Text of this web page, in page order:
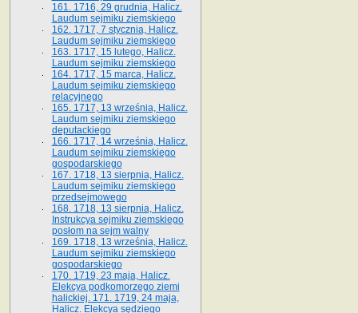
161. 1716, 29 grudnia, Halicz.
Laudum sejmiku ziemskiego
162. 1717, 7 stycznia, Halicz.
Laudum sejmiku ziemskiego
163. 1717, 15 lutego, Halicz.
Laudum sejmiku ziemskiego
164. 1717, 15 marca, Halicz.
Laudum sejmiku ziemskiego
relacyjnego
165. 1717, 13 września, Halicz.
Laudum sejmiku ziemskiego
deputackiego
166. 1717, 14 września, Halicz.
Laudum sejmiku ziemskiego
gospodarskiego
167. 1718, 13 sierpnia, Halicz.
Laudum sejmiku ziemskiego
przedsejmowego
168. 1718, 13 sierpnia, Halicz.
Instrukcya sejmiku ziemskiego
posłom na sejm walny
169. 1718, 13 września, Halicz.
Laudum sejmiku ziemskiego
gospodarskiego
170. 1719, 23 maja, Halicz.
Elekcya podkomorzego ziemi
halickiej. 171. 1719, 24 maja,
Halicz. Elekcya sędziego